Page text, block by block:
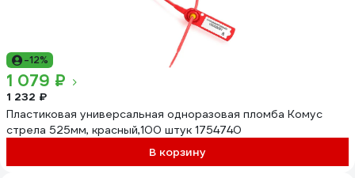
-12%
1 079 ₽
1 232 ₽
Пластиковая универсальная одноразовая пломба Комус
стрела 525мм, красный,100 штук 1754740
В корзину